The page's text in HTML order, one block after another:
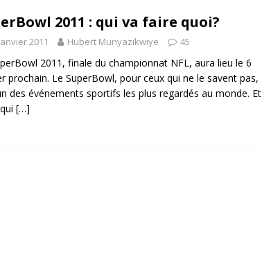
2011 : qui va faire quoi?
2011 Hubert Munyazikwiye 45
2011, finale du championnat NFL, aura lieu le 6
prochain. Le SuperBowl, pour ceux qui ne le savent pas,
des événements sportifs les plus regardés au monde. Et
[…]